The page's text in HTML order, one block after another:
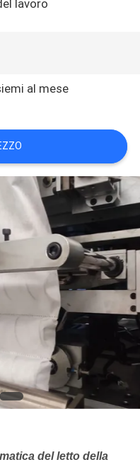
lavoro
al mese
del letto della